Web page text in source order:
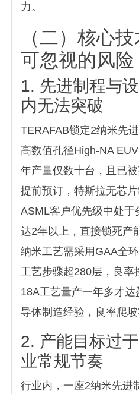
力。
（二）核心
可忽视的风险
1. 先进制程与
内无法突破
TERAFAB锁定2纳米先
高数值孔径High-NA
年产量仅数十台，且已
提前预订，特斯拉无芯
ASML客户优先级中处于
达2年以上，直接锁死产
纳米工艺需采用GAA全
工艺步骤超280层，良率
18A工艺量产一年多才
导体制造经验，良率爬
2. 产能目标过
业常规节奏
行业内，一座2纳米先进